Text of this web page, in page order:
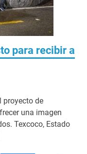
para recibir a
proyecto de
una imagen
Texcoco, Estado